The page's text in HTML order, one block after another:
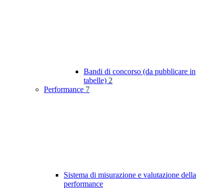
Bandi di concorso (da pubblicare in
tabelle) 2
Performance 7
Sistema di misurazione e valutazione della
performance